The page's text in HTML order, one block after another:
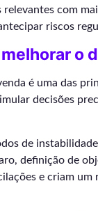
com
riscos
o
é uma das
decisões
de
definição de
e criam